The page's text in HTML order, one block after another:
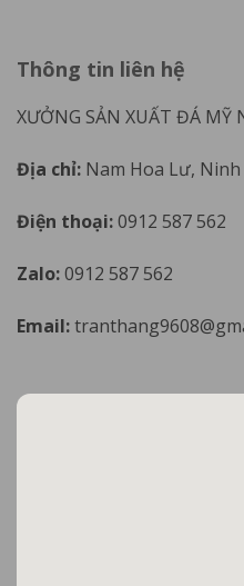
Thông tin liên hệ
XƯỞNG SẢN XUẤT ĐÁ MỸ
Địa chỉ: Nam Hoa Lư,
Điện thoại:0912 587 562
Zalo:0912 587 562
Email: